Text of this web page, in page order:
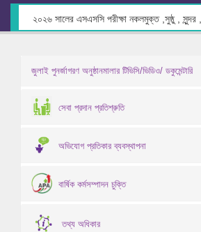
জুলাই পুনর্জাগরণ অনুষ্ঠানমালার টিভিসি/ভিডিও/ ডকুমেন্টারি
সেবা প্রদান প্রতিশ্রুতি
অভিযোগ প্রতিকার ব্যবস্থাপনা
বার্ষিক কর্মসম্পাদন চুক্তি
তথ্য অধিকার